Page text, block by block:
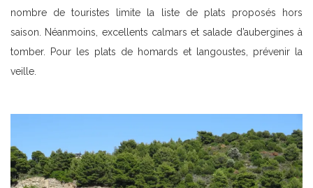
nombre de touristes limite la liste de plats proposés hors
saison. Néanmoins, excellents calmars et salade d’aubergines à
tomber. Pour les plats de homards et langoustes, prévenir la
veille.